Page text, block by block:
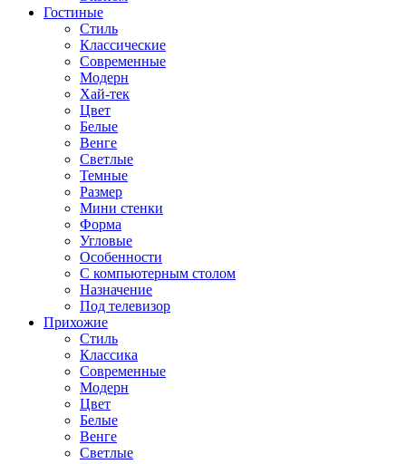
Гостиные
Стиль
Классические
Современные
Модерн
Хай-тек
Цвет
Белые
Венге
Светлые
Темные
Размер
Мини стенки
Форма
Угловые
Особенности
С компьютерным столом
Назначение
Под телевизор
Прихожие
Стиль
Классика
Современные
Модерн
Цвет
Белые
Венге
Светлые